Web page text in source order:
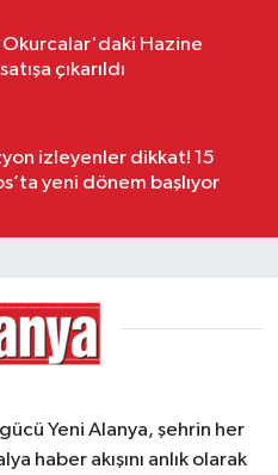
Okurcalar'daki Hazine
çıkarıldı
izleyenler dikkat! 15
yeni dönem başlıyor
Yeni Alanya, şehrin her
haber akışını anlık olarak